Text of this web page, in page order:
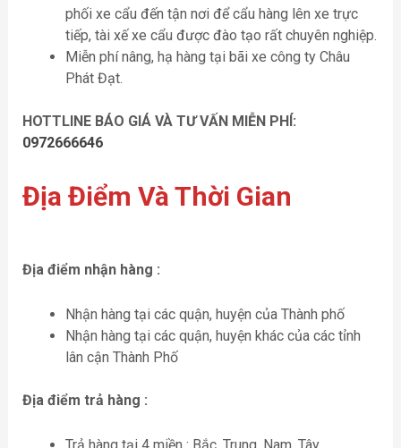
phối xe cẩu đến tận nơi để cẩu hàng lên xe trực
tiếp, tài xế xe cẩu được đào tạo rất chuyên nghiệp.
Miễn phí nâng, hạ hàng tại bãi xe công ty Châu
Phát Đạt.
HOTTLINE BÁO GIÁ VÀ TƯ VẤN MIỄN PHÍ:
0972666646
Địa Điểm Và Thời Gian
Địa điểm nhận hàng :
Nhận hàng tại các quận, huyện của Thành phố
Nhận hàng tại các quận, huyện khác của các tỉnh
lân cận Thành Phố
Địa điểm trả hàng :
Trả hàng tại 4 miền : Bắc, Trung, Nam, Tây